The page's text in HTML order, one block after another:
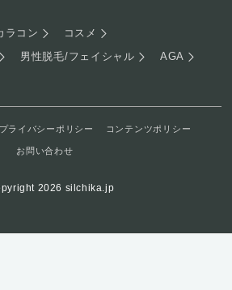
ラコン
コスメ
男性脱毛/フェイシャル AGA
プライバシーポリシー コンテンツポリシー
お問い合わせ
2026 silchika.jp